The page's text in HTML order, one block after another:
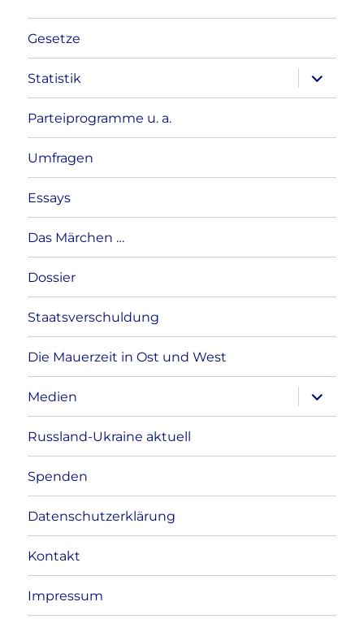
Gesetze
Statistik
anzeigen
Parteiprogramme u. a.
Umfragen
Essays
Das Märchen …
Dossier
Staatsverschuldung
Die Mauerzeit in Ost und West
Medien
anzeigen
Russland-Ukraine aktuell
Spenden
Datenschutzerklärung
Kontakt
Impressum